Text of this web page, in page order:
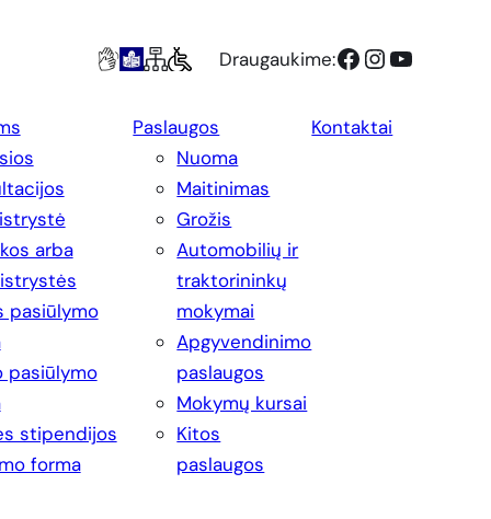
Draugaukime:Facebook
Instagram
YouTube
arba
pasiūlymo
pasiūlymo
stipendijos
forma
Paslaugos
Nuoma
Maitinimas
Grožis
Automobilių ir
traktorininkų
mokymai
Apgyvendinimo
paslaugos
Mokymų kursai
Kitos
paslaugos
Kontaktai